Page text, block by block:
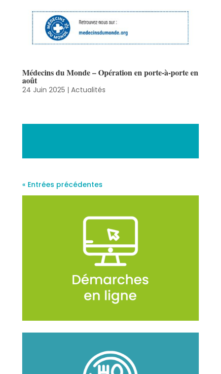
Médecins du Monde – Opération en porte-à-porte en
août
24 Juin 2025 | Actualités
« Entrées précédentes